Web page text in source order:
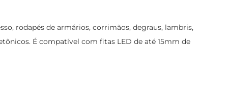
rodapés de armários, corrimãos, degraus, lambris,
É compatível com fitas LED de até 15mm de